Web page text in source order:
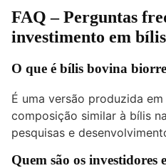
FAQ – Perguntas
investimento em
O que é bílis bovina
É uma versão produzida
composição similar à bílis
pesquisas e
Quem são os investidores